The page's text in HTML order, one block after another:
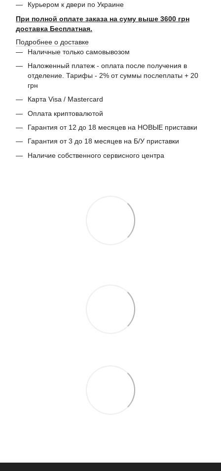
Курьером к двери по Украине
При полной оплате заказа на суму выше 3600 грн
доставка Бесплатная.
Подробнее о доставке
Наличные только самовывозом
Наложенный платеж - оплата после получения в
отделение. Тарифы - 2% от суммы послеплаты + 20
грн
Карта Visa / Mastercard
Оплата криптовалютой
Гарантия от 12 до 18 месяцев на НОВЫЕ приставки
Гарантия от 3 до 18 месяцев на Б/У приставки
Наличие собственного сервисного центра